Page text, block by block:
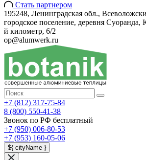
Стать партнером
195248, Ленинградская обл.,
городское поселение, деревня Суоранда,
й километр, 6/2
op@alumwerk.ru
+7 (812) 317-75-84
8 (800) 550-41-38
Звонок по РФ бесплатный
+7 (950) 006-80-53
+7 (953) 160-05-06
${ cityName }